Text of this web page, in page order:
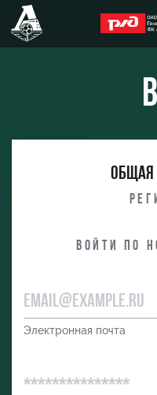
Аренда
Общая
Войти по
Электронная почта